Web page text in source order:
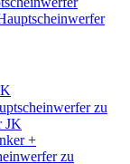
zu
JK
+
zu